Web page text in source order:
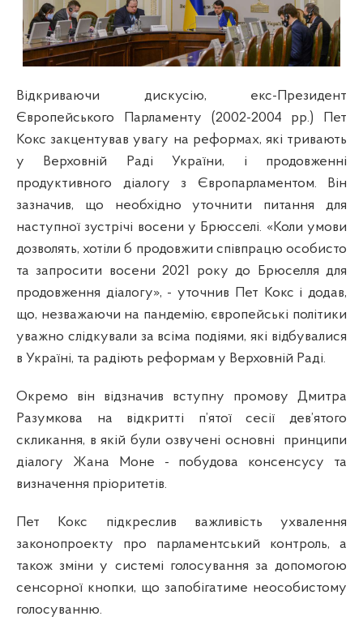
Відкриваючи дискусію, екс-Президент
Європейського Парламенту (2002-2004 рр.) Пет
Кокс закцентував увагу на реформах, які тривають
у Верховній Раді України, і продовженні
продуктивного діалогу з Європарламентом. Він
зазначив, що необхідно уточнити питання для
наступної зустрічі восени у Брюсселі. «Коли умови
дозволять, хотіли б продовжити співпрацю особисто
та запросити восени 2021 року до Брюселля для
продовження діалогу», - уточнив Пет Кокс і додав,
що, незважаючи на пандемію, європейські політики
уважно слідкували за всіма подіями, які відбувалися
в Україні, та радіють реформам у Верховній Раді.
Окремо він відзначив вступну промову Дмитра
Разумкова на відкритті п’ятої сесії дев’ятого
скликання, в якій були озвучені основні
принципи
діалогу Жана Моне - побудова консенсусу та
визначення пріоритетів.
Пет Кокс підкреслив важливість ухвалення
законопроекту про парламентський контроль, а
також зміни у системі голосування за допомогою
сенсорної кнопки, що запобігатиме неособистому
голосуванню.